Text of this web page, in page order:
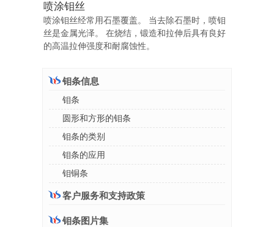
喷涂钼丝
喷涂钼丝经常用石墨覆盖。 当去除石墨时，喷钼
丝是金属光泽。 在烧结，锻造和拉伸后具有良好
的高温拉伸强度和耐腐蚀性。
钼条信息
钼条
圆形和方形的钼条
钼条的类别
钼条的应用
钼铜条
客户服务和支持政策
钼条图片集